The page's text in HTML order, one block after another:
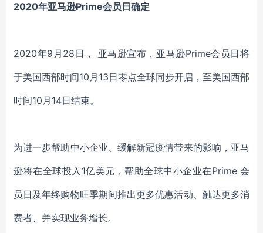
2020年亚马逊Prime会员日确定
2020年9月28日， 亚马逊宣布，亚马逊Prime会员日将
于美国西部时间10月13日零点全球同步开启，至美国西部
时间10月14日结束。
为进一步帮助中小企业、缓解新冠疫情带来的影响，亚马
逊将在全球投入1亿美元，帮助全球中小企业在Prime 会
员日及年终购物旺季期间推出更多优惠活动、触达更多消
费者、并实现业务增长。